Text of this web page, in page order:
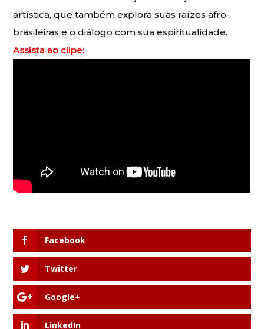
artística, que também explora suas raízes afro-
brasileiras e o diálogo com sua espiritualidade.
Assista ao clipe:
Facebook
Twitter
Google+
LinkedIn